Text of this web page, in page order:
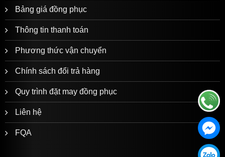
Phân khúc trung bình từ
Bảng giá đồng phục
Thông tin thanh toán
Phương thức vận chuyển
Chính sách đổi trả hàng
Quy trình đặt may đồng phục
Liên hệ
FQA